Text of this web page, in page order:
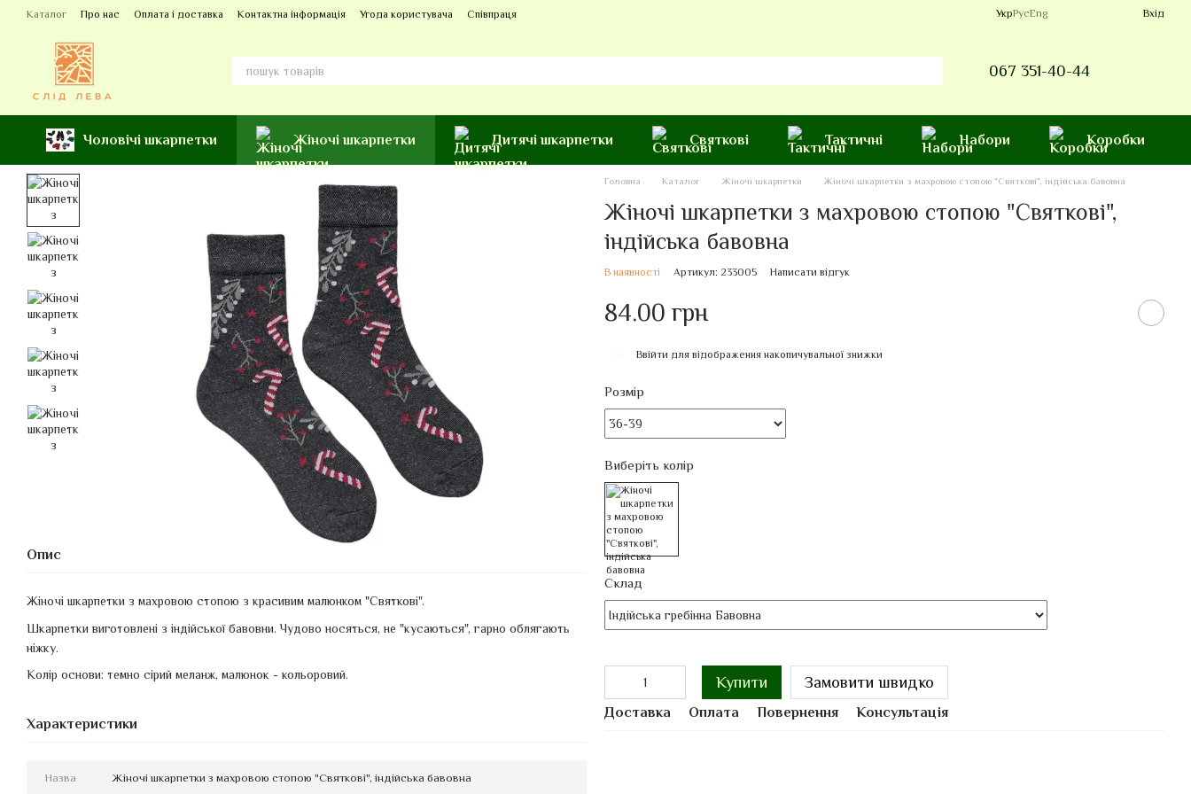
Перейти до основного контенту
Каталог Про нас Оплата і доставка Контактна інформація Угода користувача Співпраця УкрРусEng Вхід
067 351-40-44
Чоловічі шкарпетки Жіночі шкарпетки Дитячі шкарпетки Святкові Тактичні Набори Коробки
Опис
Жіночі шкарпетки з махровою стопою з красивим малюнком "Святкові".
Шкарпетки виготовлені з індійської бавовни. Чудово носяться, не "кусаються", гарно облягають
ніжку.
Колір основи: темно сірий меланж, малюнок - кольоровий.
Характеристики
Назва Жіночі шкарпетки з махровою стопою "Святкові", індійська бавовна
Головна Каталог Жіночі шкарпетки Жіночі шкарпетки з махровою стопою "Святкові", індійська бавовна
Жіночі шкарпетки з махровою стопою "Святкові",
індійська бавовна
В наявності Артикул: 233005 Написати відгук
84.00 грн
% Ввійти для відображення накопичувальної знижки
Розмір
Виберіть колір
Склад
Купити Замовити швидко
Доставка Оплата Повернення Консультація